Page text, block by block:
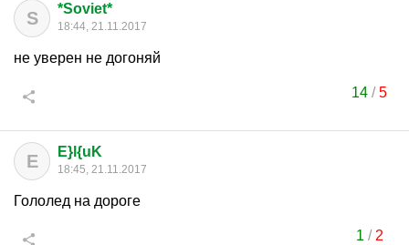
S *Soviet*
18:44, 21.11.2017
не уверен не догоняй
14 /5
E E}l{uK
18:45, 21.11.2017
Гололед на дороге
1 / 2